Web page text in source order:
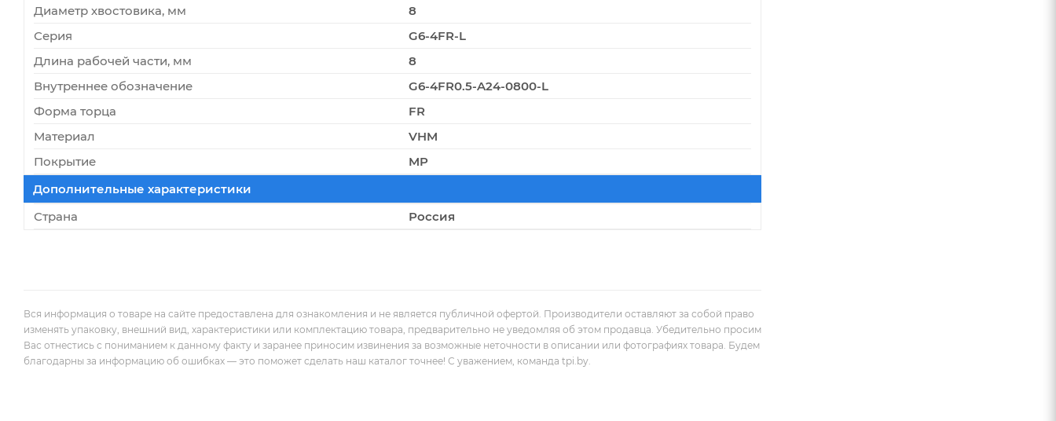
Диаметр хвостовика, мм
8
Серия
G6-4FR-L
Длина рабочей части, мм
8
Внутреннее обозначение
G6-4FR0.5-A24-0800-L
Форма торца
FR
Материал
VHM
Покрытие
MP
Дополнительные характеристики
Страна
Россия
Вся информация о товаре на сайте предоставлена для ознакомления и не является публичной офертой. Производители оставляют за собой право
изменять упаковку, внешний вид, характеристики или комплектацию товара, предварительно не уведомляя об этом продавца. Убедительно просим
Вас отнестись с пониманием к данному факту и заранее приносим извинения за возможные неточности в описании или фотографиях товара. Будем
благодарны за информацию об ошибках — это поможет сделать наш каталог точнее! С уважением, команда tpi.by.